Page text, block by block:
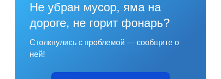
Не убран мусор, яма на
дороге, не горит фонарь?
Столкнулись с проблемой — сообщите о
ней!